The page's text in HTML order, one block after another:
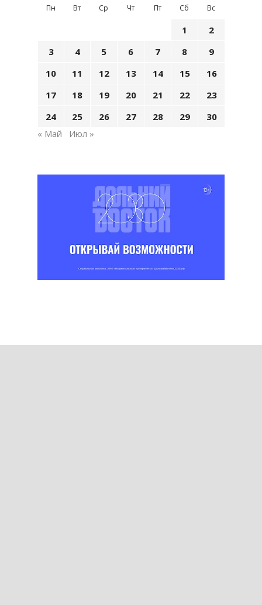
Пн Вт Ср Чт Пт Сб Вс
1
2
3
4 5 6 7 8
9
10
11 12 13 14 15
16
17
18 19 20 21 22
23
24
25 26 27 28 29
30
« Май
Июл »